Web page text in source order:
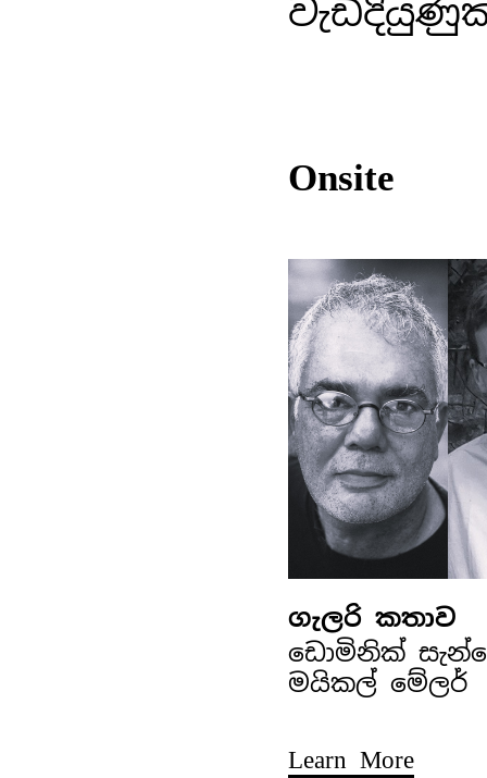
Onsite
ගැලරි කතාව
ඩොමිනික්
මයිකල් මේලර්
Learn More